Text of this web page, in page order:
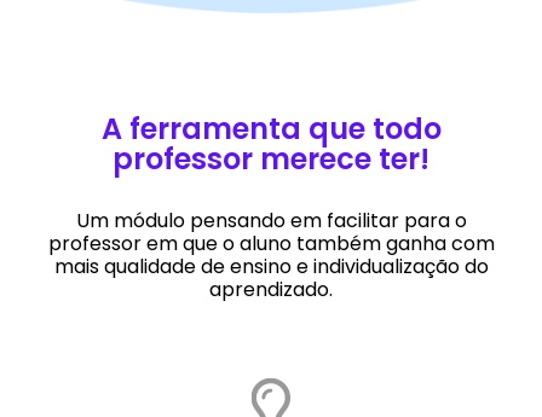
A ferramenta que todo
professor merece ter!
Um módulo pensando em facilitar para o
professor em que o aluno também ganha com
mais qualidade de ensino e individualização do
aprendizado.